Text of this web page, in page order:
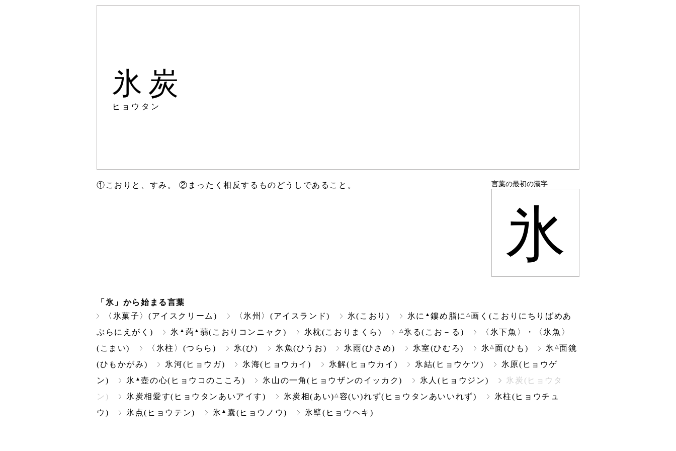
氷炭
ヒョウタン
①こおりと、すみ。 ②まったく相反するものどうしであること。 言葉の最初の漢字
氷
「氷」から始まる言葉
〈氷菓子〉(アイスクリーム)
〈氷州〉(アイスランド) 氷(こおり) 氷に ▲鏤め脂に △画く(こおりにちりばめあ
ぶらにえがく)
氷 ▲ 蒟 ▲ 蒻(こおりコンニャク) 氷枕(こおりまくら) △ 氷る(こお－る)
〈氷下魚〉・〈氷魚〉
(こまい)
〈氷柱〉(つらら) 氷(ひ) 氷魚(ひうお) 氷雨(ひさめ) 氷室(ひむろ) 氷△面(ひも) 氷 △面鏡
(ひもかがみ)
氷河(ヒョウガ) 氷海(ヒョウカイ) 氷解(ヒョウカイ) 氷結(ヒョウケツ)
氷原(ヒョウゲ
ン)
氷 ▲壺の心(ヒョウコのこころ) 氷山の一角(ヒョウザンのイッカク) 氷人(ヒョウジン)
氷炭(ヒョウタ
ン)
氷炭相愛す(ヒョウタンあいアイす) 氷炭相(あい) △ 容(い)れず(ヒョウタンあいいれず)
氷柱(ヒョウチュ
ウ)
氷点(ヒョウテン) 氷 ▲ 囊(ヒョウノウ) 氷壁(ヒョウヘキ)